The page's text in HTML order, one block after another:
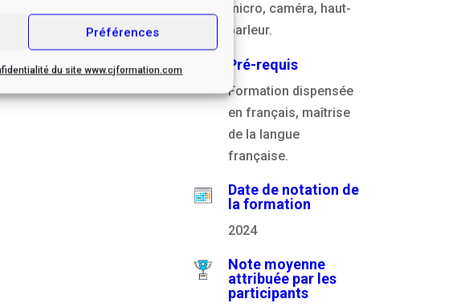
Préférences
du site www.cjformation.com
micro, caméra, haut-
parleur.
Pré-requis
Formation dispensée
en français, maîtrise
de la langue
française.
Date de notation de
la formation
2024
Note moyenne
attribuée par les
participants